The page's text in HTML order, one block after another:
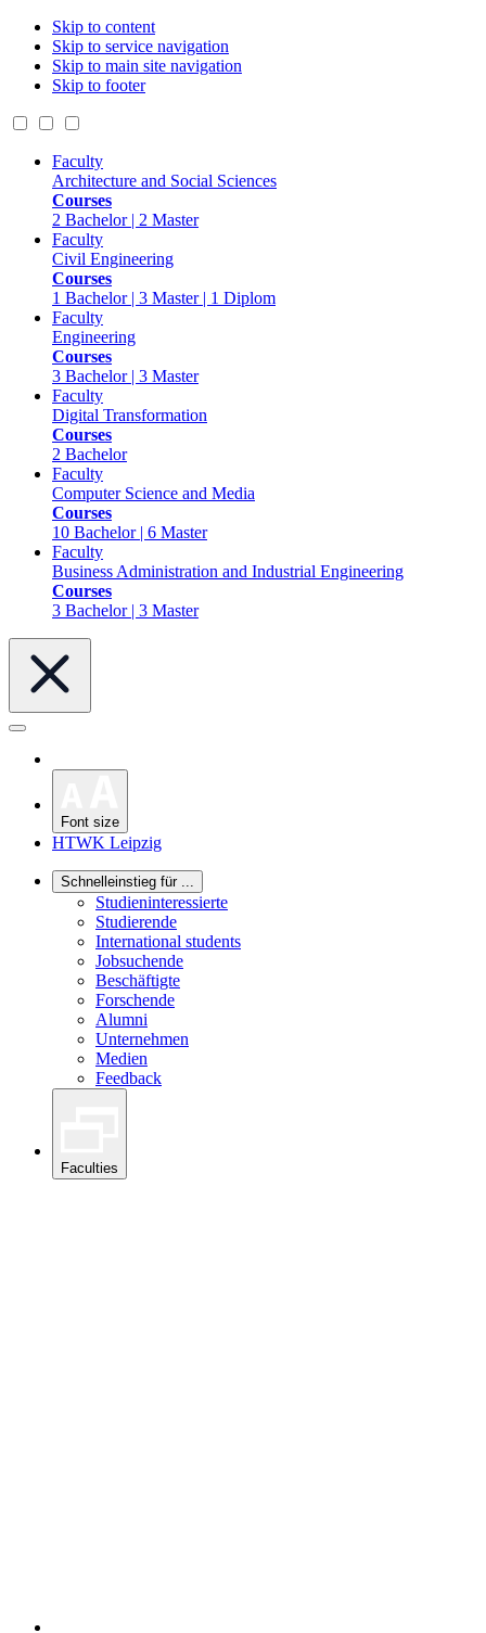
Skip to content
Skip to service navigation
Skip to main site navigation
Skip to footer
Faculty
Architecture and Social Sciences
Courses
2 Bachelor | 2 Master
Faculty
Civil Engineering
Courses
1 Bachelor | 3 Master | 1 Diplom
Faculty
Engineering
Courses
3 Bachelor | 3 Master
Faculty
Digital Transformation
Courses
2 Bachelor
Faculty
Computer Science and Media
Courses
10 Bachelor | 6 Master
Faculty
Business Administration and Industrial Engineering
Courses
3 Bachelor | 3 Master
Font size
HTWK Leipzig
Schnelleinstieg für ...
Studieninteressierte
Studierende
International students
Jobsuchende
Beschäftigte
Forschende
Alumni
Unternehmen
Medien
Feedback
Faculties